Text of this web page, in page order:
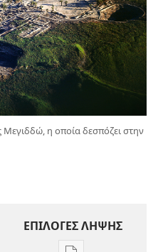
η οποία δεσπόζει στην
ΕΠΙΛΟΓΕΣ ΛΗΨΗΣ